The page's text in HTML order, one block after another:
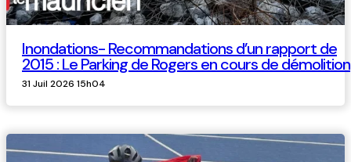
Inondations- Recommandations d’un rapport de
2015 : Le Parking de Rogers en cours de démolition
31 Juil 2026 15h04